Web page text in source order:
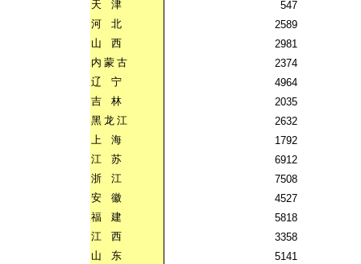
天
津
547
河
北
2589
山
西
2981
内 蒙 古
2374
辽
宁
4964
吉
林
2035
黑 龙 江
2632
上
海
1792
江
苏
6912
浙
江
7508
安
徽
4527
福
建
5818
江
西
3358
山
东
5141